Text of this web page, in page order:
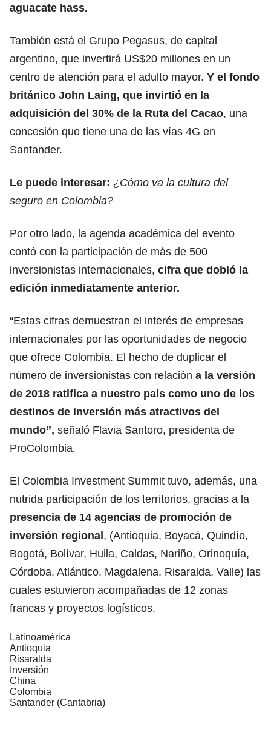
aguacate hass.
También está el Grupo Pegasus, de capital
argentino, que invertirá US$20 millones en un
centro de atención para el adulto mayor. Y el fondo
británico John Laing, que invirtió en la
adquisición del 30% de la Ruta del Cacao, una
concesión que tiene una de las vías 4G en
Santander.
Le puede interesar: ¿Cómo va la cultura del
seguro en Colombia?
Por otro lado, la agenda académica del evento
contó con la participación de más de 500
inversionistas internacionales, cifra que dobló la
edición inmediatamente anterior.
“Estas cifras demuestran el interés de empresas
internacionales por las oportunidades de negocio
que ofrece Colombia. El hecho de duplicar el
número de inversionistas con relación a la versión
de 2018 ratifica a nuestro país como uno de los
destinos de inversión más atractivos del
mundo”, señaló Flavia Santoro, presidenta de
ProColombia.
El Colombia Investment Summit tuvo, además, una
nutrida participación de los territorios, gracias a la
presencia de 14 agencias de promoción de
inversión regional, (Antioquia, Boyacá, Quindío,
Bogotá, Bolívar, Huila, Caldas, Nariño, Orinoquía,
Córdoba, Atlántico, Magdalena, Risaralda, Valle) las
cuales estuvieron acompañadas de 12 zonas
francas y proyectos logísticos.
Latinoamérica
Antioquia
Risaralda
Inversión
China
Colombia
Santander (Cantabria)